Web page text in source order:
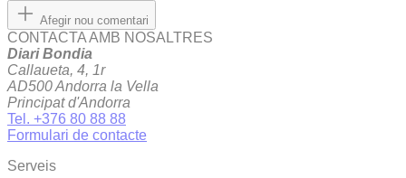
Afegir nou comentari
CONTACTA AMB NOSALTRES
Diari Bondia
Callaueta, 4, 1r
AD500 Andorra la Vella
Principat d'Andorra
Tel. +376 80 88 88
Formulari de contacte
Serveis